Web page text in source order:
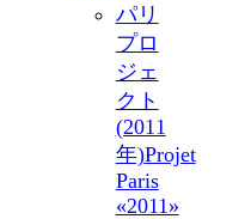
パリ
プロ
ジェ
クト
(2011
年)Projet
Paris
«2011»